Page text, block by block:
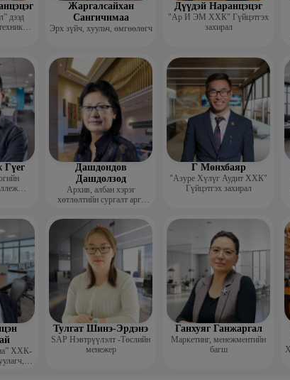
дээд
Жаргалсайхан
Сангичимаа
Эрх зүйч, хуульч, өмгөөлөгч
Дүүдэй Наранцэцэг
"Ар И ЭМ ХХК" Гүйцэтгэх
захирал
Дашдондов
Дашдолзод
Архив, албан хэрэг
хөтлөлтийн сургалт арга
Г Мөнхбаяр
"Азуре Хүлүг Аудит ХХК"
Гүйцэтгэх захирал
ХХК-
Тулгат Шинэ-Эрдэнэ
SAP Нэвтрүүлэлт -Төслийн
менежер
Ганхуяг Ганжаргал
Маркетинг, менежментийн
багш